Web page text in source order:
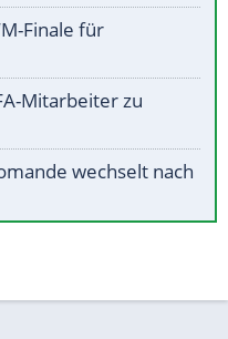
Finale für
Mitarbeiter zu
wechselt nach